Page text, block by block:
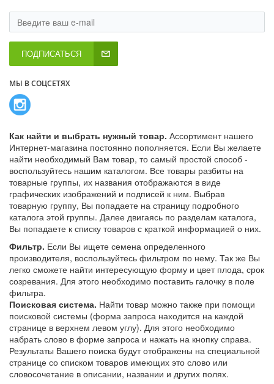
ПОДПИСАТЬСЯ
МЫ В СОЦСЕТЯХ
Как найти и выбрать нужный товар. Ассортимент нашего
Интернет-магазина постоянно пополняется. Если Вы желаете
найти необходимый Вам товар, то самый простой способ -
воспользуйтесь нашим каталогом. Все товары разбиты на
товарные группы, их названия отображаются в виде
графических изображений и подписей к ним. Выбрав
товарную группу, Вы попадаете на страницу подробного
каталога этой группы. Далее двигаясь по разделам каталога,
Вы попадаете к списку товаров с краткой информацией о них.
Фильтр. Если Вы ищете семена определенного
производителя, воспользуйтесь фильтром по нему. Так же Вы
легко сможете найти интересующую форму и цвет плода, срок
созревания. Для этого необходимо поставить галочку в поле
фильтра.
Поисковая система. Найти товар можно также при помощи
поисковой системы (форма запроса находится на каждой
странице в верхнем левом углу). Для этого необходимо
набрать слово в форме запроса и нажать на кнопку справа.
Результаты Вашего поиска будут отображены на специальной
странице со списком товаров имеющих это слово или
словосочетание в описании, названии и других полях.